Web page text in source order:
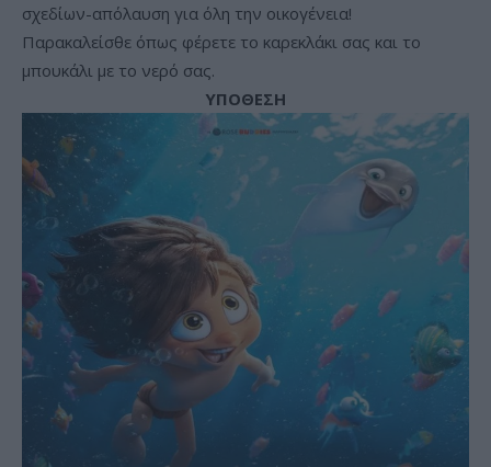
σχεδίων-απόλαυση για όλη την οικογένεια!
Παρακαλείσθε όπως φέρετε το καρεκλάκι σας και το
μπουκάλι με το νερό σας.
ΥΠΟΘΕΣΗ